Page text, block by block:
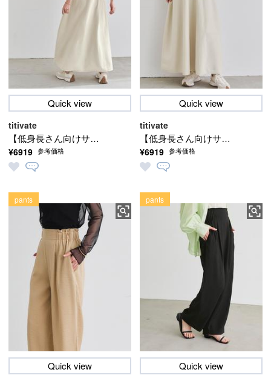
Quick view
【低身長さん向けサイ
ズ有り】【IGTV】 ハー
フスリーブリブデザイ
titivate
¥6919 参考価格
Quick view
【低身長さん向けサイ
ズ有り】【IGTV】 ハー
フスリーブリブデザイ
titivate
¥6919 参考価格
Quick view
pants
Quick view
pants